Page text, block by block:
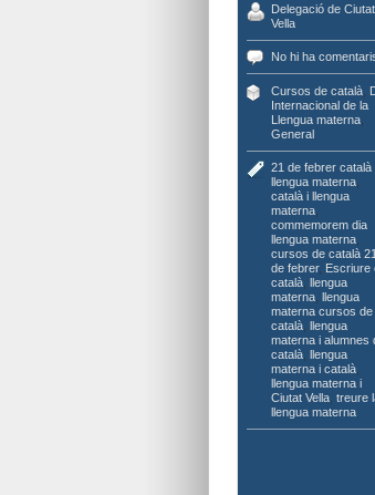
Delegació de Ciutat
Vella
No hi ha
Cursos de català,
Internacional de la
Llengua materna,
General
21 de febrer català
llengua materna,
català i llengua
materna,
commemorem dia
llengua materna,
cursos de català 21
de febrer, Escriure
català, llengua
materna, llengua
materna cursos de
català, llengua
materna i alumnes
català, llengua
materna i català,
llengua materna i
Ciutat Vella, treure
llengua materna